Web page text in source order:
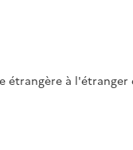
à l'étranger